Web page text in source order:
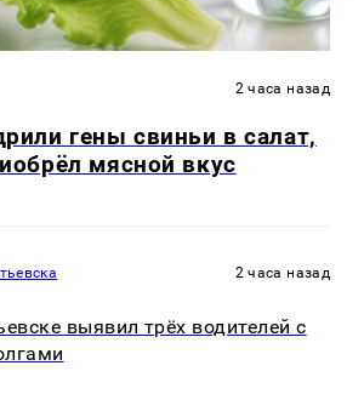
2 часа назад
гены свиньи в салат,
мясной вкус
2 часа назад
выявил трёх водителей с